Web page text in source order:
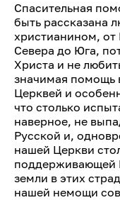
Спасительная
быть рассказана
христианином, от
Севера до Юга,
Христа и не
значимая помощь
Церквей и
что столько
наверное, не
Русской и,
нашей Церкви
поддерживающей
земли в этих
нашей немощи